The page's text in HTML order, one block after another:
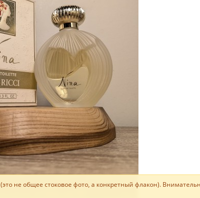
не общее стоковое фото, а конкретный флакон).